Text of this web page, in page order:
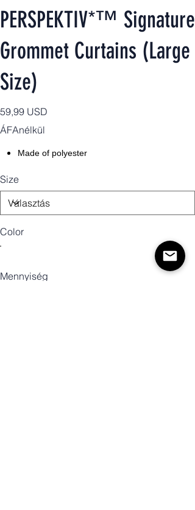
PERSPEKTIV*™️ Signature
Grommet Curtains (Large
Size)
Ár
59,99 USD
ÁFAnélkül
Made of polyester
Size
Color
Mennyiség